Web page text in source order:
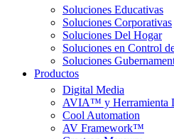
Soluciones Educativas
Soluciones Corporativas
Soluciones Del Hogar
Soluciones en Control
Soluciones
Productos
Digital Media
AVIA™ y Herramienta
Cool Automation
AV Framework™